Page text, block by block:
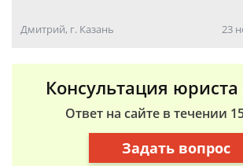
Дмитрий, г. Казань 23
Консультация
Ответ на сайте в течении
Задать вопрос